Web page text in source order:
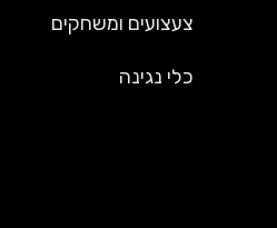
צעצועים ומשחקים
כלי נגינה